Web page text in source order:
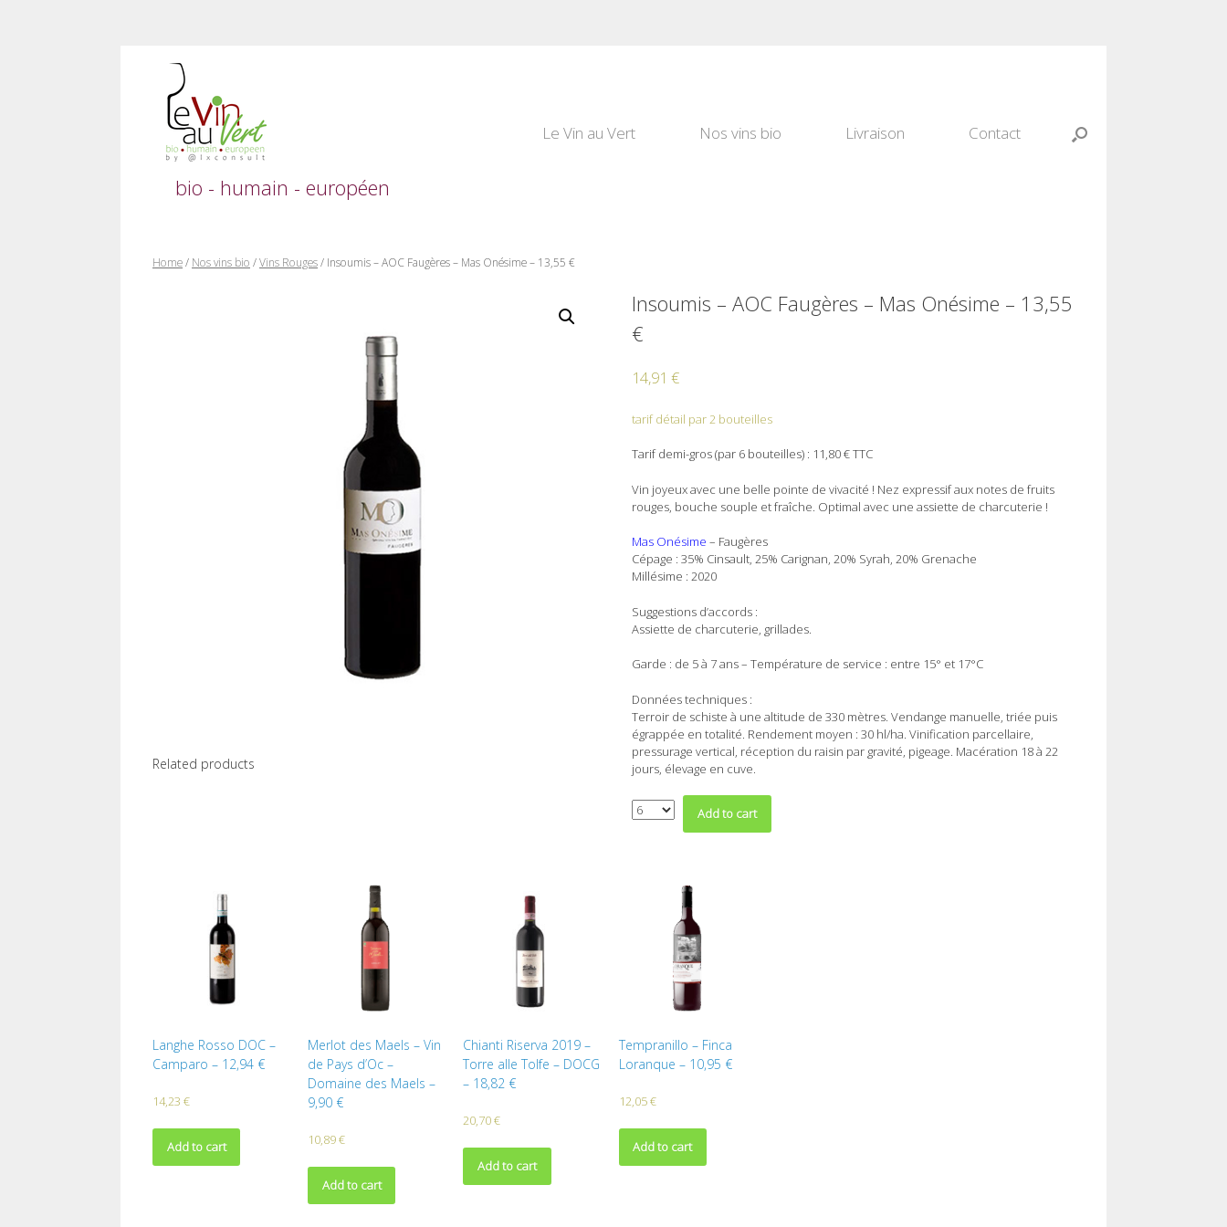
bio - humain - européen
Le Vin au Vert Nos vins bio Livraison Contact
Home/ Nos vins bio /Vins Rouges/ Insoumis – AOC Faugères – Mas Onésime – 13,55 €
Insoumis – AOC Faugères – Mas Onésime – 13,55
€
14,91€
tarif détail par 2 bouteilles
Tarif demi-gros (par 6 bouteilles) : 11,80 € TTC
Vin joyeux avec une belle pointe de vivacité ! Nez expressif aux notes de fruits
rouges, bouche souple et fraîche. Optimal avec une assiette de charcuterie !
Mas Onésime – Faugères
Cépage : 35% Cinsault, 25% Carignan, 20% Syrah, 20% Grenache
Millésime : 2020
Suggestions d’accords :
Assiette de charcuterie, grillades.
Garde : de 5 à 7 ans – Température de service : entre 15° et 17°C
Données techniques :
Terroir de schiste à une altitude de 330 mètres. Vendange manuelle, triée puis
égrappée en totalité. Rendement moyen : 30 hl/ha. Vinification parcellaire,
pressurage vertical, réception du raisin par gravité, pigeage. Macération 18 à 22
jours, élevage en cuve.
Quantity
Add to cart
Related products
Langhe Rosso DOC –
Camparo – 12,94 €
14,23 €
Add to cart
Merlot des Maels – Vin
de Pays d’Oc –
Domaine des Maels –
9,90 €
10,89€
Add to cart
Chianti Riserva 2019 –
Torre alle Tolfe – DOCG
– 18,82 €
20,70€
Add to cart
Tempranillo – Finca
Loranque – 10,95 €
12,05€
Add to cart